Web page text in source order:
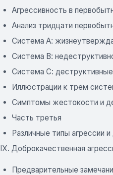
Агрессивность в
Анализ тридцати
Система А:
Система В:
Система С:
Иллюстрации к трем
Симптомы жестокости и
Часть третья
Различные типы агрессии
IХ. Доброкачественная
Предварительные